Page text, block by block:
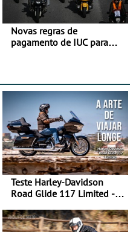
Novas regras de
pagamento de IUC para
Teste Harley-Davidson
Road Glide 117 Limited - A